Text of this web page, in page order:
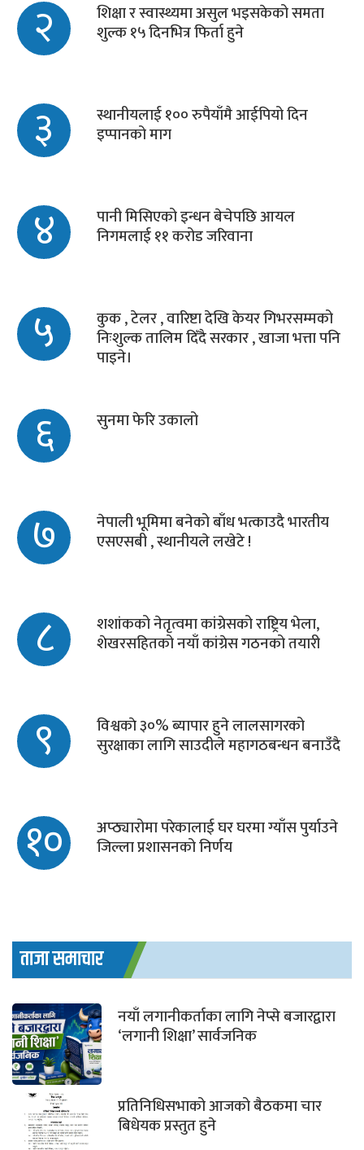
२ शिक्षा र स्वास्थ्यमा असुल भइसकेको समता
शुल्क १५ दिनभित्र फिर्ता हुने
३ स्थानीयलाई १०० रुपैयाँमै आईपियो दिन
इप्पानको माग
४ पानी मिसिएको इन्धन बेचेपछि आयल
निगमलाई ११ करोड जरिवाना
५ कुक , टेलर , वारिष्टा देखि केयर गिभरसम्मको
निःशुल्क तालिम दिँदै सरकार , खाजा भत्ता पनि
पाइने।
६ सुनमा फेरि उकालो
७ नेपाली भूमिमा बनेको बाँध भत्काउदै भारतीय
एसएसबी , स्थानीयले लखेटे !
८ शशांकको नेतृत्वमा कांग्रेसको राष्ट्रिय भेला,
शेखरसहितको नयाँ कांग्रेस गठनको तयारी
९ विश्वकाे ३०% ब्यापार हुने लालसागरको
सुरक्षाका लागि साउदीले महागठबन्धन बनाउँदै
१० अप्ठ्यारोमा परेकालाई घर घरमा ग्याँस पुर्याउने
जिल्ला प्रशासनको निर्णय
ताजा समाचार
नयाँ लगानीकर्ताका लागि नेप्से बजारद्वारा
‘लगानी शिक्षा’ सार्वजनिक
प्रतिनिधिसभाको आजको बैठकमा चार
बिधेयक प्रस्तुत हुने